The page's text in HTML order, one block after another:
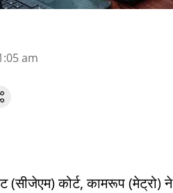
am
(सीजेएम) कोर्ट, कामरूप